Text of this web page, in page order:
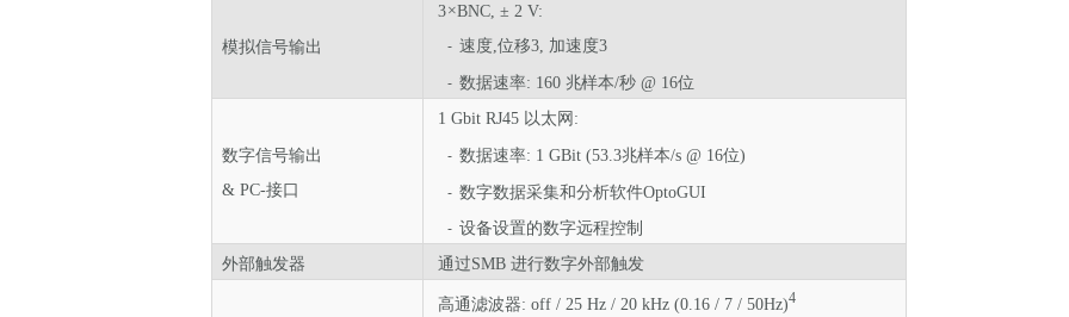
模拟信号输出
3×BNC, ± 2 V:
- 速度,位移3, 加速度3
- 数据速率: 160 兆样本/秒 @ 16位
数字信号输出
& PC-接口
1 Gbit RJ45 以太网:
- 数据速率: 1 GBit (53.3兆样本/s @ 16位)
- 数字数据采集和分析软件OptoGUI
- 设备设置的数字远程控制
外部触发器 通过SMB 进行数字外部触发
高通滤波器: off / 25 Hz / 20 kHz (0.16 / 7 / 50Hz)4